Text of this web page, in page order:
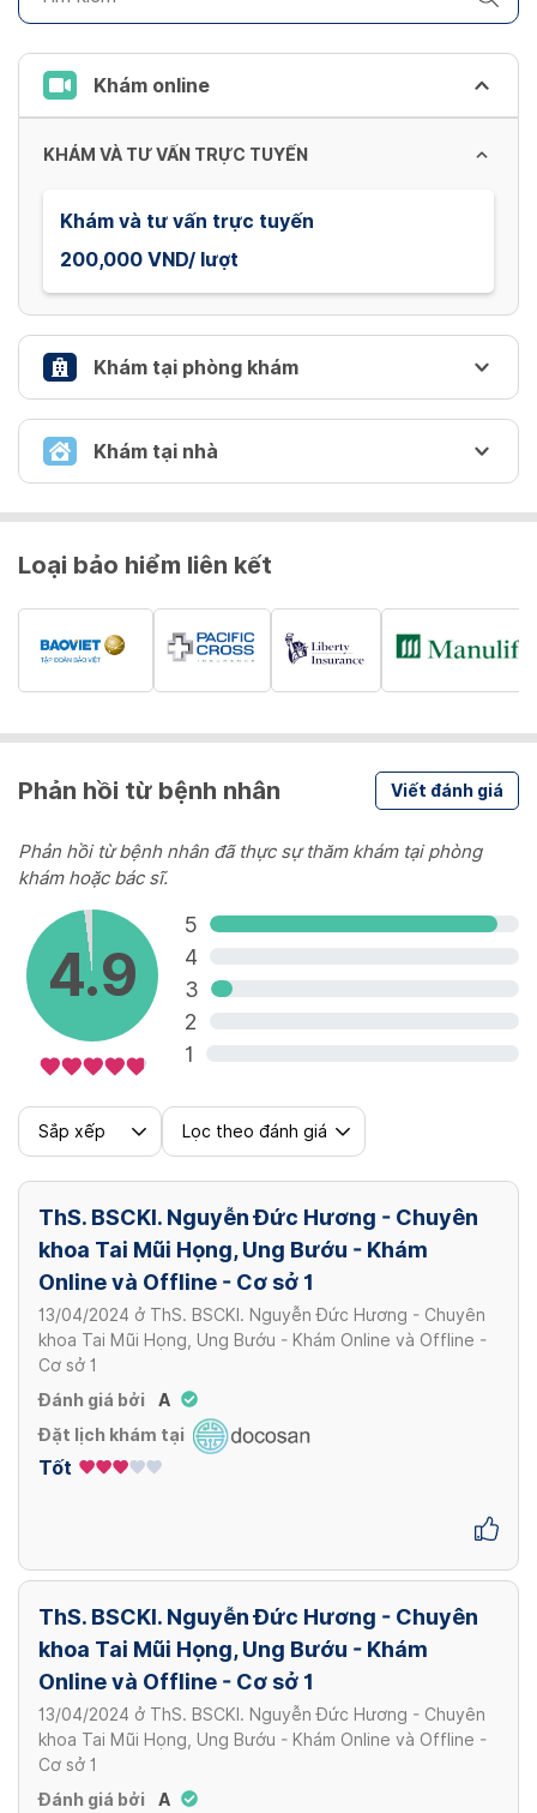
keyboard
shortcuts
changing
Khám online
KHÁM VÀ TƯ VẤN TRỰC TUYẾN
Khám và tư vấn trực tuyến
200,000 VND/ lượt
Khám tại phòng khám
KHÁM TẠI PHÒNG KHÁM
Khám tại nhà
KHÁM TẠI NHÀ THEO YÊU CẦU
Loại bảo hiểm liên kết
Phản hồi từ bệnh nhân Viết đánh giá
Phản hồi từ bệnh nhân đã thực sự thăm khám tại phòng
khám hoặc bác sĩ.
4.9
5
4
3
2
1
Sắp xếp Lọc theo đánh giá
ThS. BSCKI. Nguyễn Đức Hương - Chuyên
khoa Tai Mũi Họng, Ung Bướu - Khám
Online và Offline - Cơ sở 1
13/04/2024 ở ThS. BSCKI. Nguyễn Đức Hương - Chuyên
khoa Tai Mũi Họng, Ung Bướu - Khám Online và Offline -
Cơ sở 1
Đánh giá bởi
A
Đặt lịch khám tại
Tốt
ThS. BSCKI. Nguyễn Đức Hương - Chuyên
khoa Tai Mũi Họng, Ung Bướu - Khám
Online và Offline - Cơ sở 1
13/04/2024 ở ThS. BSCKI. Nguyễn Đức Hương - Chuyên
khoa Tai Mũi Họng, Ung Bướu - Khám Online và Offline -
Cơ sở 1
Đánh giá bởi
A